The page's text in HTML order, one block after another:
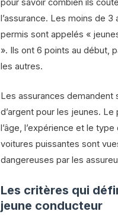
pour savoir combien ils
l’assurance. Les moins de 3
permis sont appelés «
». Ils ont 6 points au début,
les autres.
Les assurances demandent
d’argent pour les jeunes. Le
l’âge, l’expérience et le
voitures puissantes sont
dangereuses par les
Les critères qui
jeune conducteur